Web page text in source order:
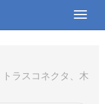
Toggle
ラスコネクタ、木